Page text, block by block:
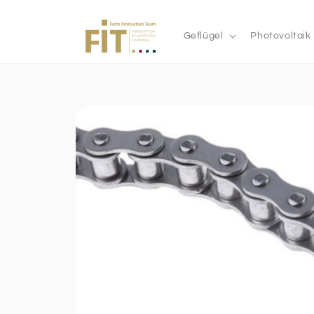
Geflügel Photovoltaik
Produktinformationen